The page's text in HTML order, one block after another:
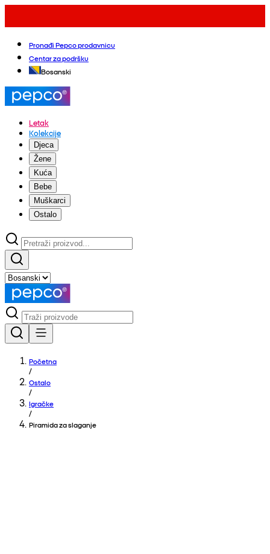
Pronađi Pepco prodavnicu
Centar za podršku
Bosanski
Letak
Kolekcije
Djeca
Žene
Kuća
Bebe
Muškarci
Ostalo
Početna
/
Ostalo
/
Igračke
/
Piramida za slaganje